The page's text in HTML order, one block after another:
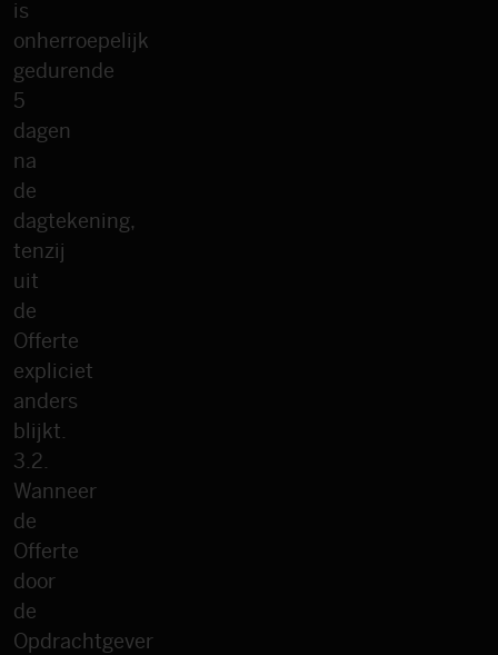
is
onherroepelijk
gedurende
5
dagen
na
de
dagtekening,
tenzij
uit
de
Offerte
expliciet
anders
blijkt.
3.2.
Wanneer
de
Offerte
door
de
Opdrachtgever